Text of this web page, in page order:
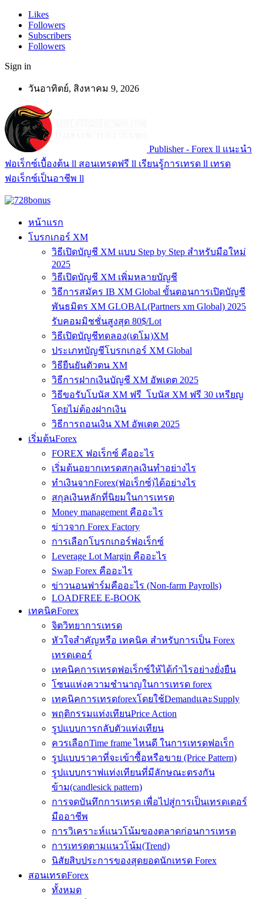
Likes
Followers
Subscribers
Followers
Sign in
วันอาทิตย์, สิงหาคม 9, 2026
Publisher - Forex ll แนะนำ
ฟอเร็กซ์เบื้องต้น ll สอนเทรดฟรี ll เรียนรู้การเทรด ll เทรด
ฟอเร็กซ์เป็นอาชีพ ll
หน้าแรก
โบรกเกอร์ XM
วิธีเปิดบัญชี XM แบบ Step by Step สำหรับมือใหม่
2025
วิธีเปิดบัญชี XM เพิ่มหลายบัญชี
วิธีการสมัคร IB XM Global ขั้นตอนการเปิดบัญชี
พันธมิตร XM GLOBAL(Partners xm Global) 2025
รับคอมมิชชั่นสูงสุด 80$/Lot
วิธีเปิดบัญชีทดลอง(เดโม)XM
ประเภทบัญชีโบรกเกอร์ XM Global
วิธียืนยันตัวตน XM
วิธีการฝากเงินบัญชี XM อัพเดต 2025
วิธีขอรับโบนัส XM ฟรี โบนัส XM ฟรี 30 เหรียญ
โดยไม่ต้องฝากเงิน
วิธีการถอนเงิน XM อัพเดต 2025
เริ่มต้นForex
FOREX ฟอเร็กซ์ คืออะไร
เริ่มต้นอยากเทรดสกุลเงินทำอย่างไร
ทำเงินจากForex(ฟอเร็กซ์)ได้อย่างไร
สกุลเงินหลักที่นิยมในการเทรด
Money management คืออะไร
ข่าวจาก Forex Factory
การเลือกโบรกเกอร์ฟอเร็กซ์
Leverage Lot Margin คืออะไร
Swap Forex คืออะไร
ข่าวนอนฟาร์มคืออะไร (Non-farm Payrolls)
LOADFREE E-BOOK
เทคนิคForex
จิตวิทยาการเทรด
หัวใจสำคัญหรือ เทคนิค สำหรับการเป็น Forex
เทรดเดอร์
เทคนิคการเทรดฟอเร็กซ์ให้ได้กำไรอย่างยั่งยืน
โซนแห่งความชำนาญในการเทรด forex
เทคนิคการเทรดforexโดยใช้DemandและSupply
พฤติกรรมแท่งเทียนPrice Action
รูปแบบการกลับตัวแท่งเทียน
ควรเลือกTime frame ไหนดี ในการเทรดฟอเร็ก
รูปแบบราคาที่จะเข้าซื้อหรือขาย (Price Pattern)
รูปแบบกราฟแท่งเทียนที่มีลักษณะตรงกัน
ข้าม(candlesick pattern)
การจดบันทึกการเทรด เพื่อไปสู่การเป็นเทรดเดอร์
มืออาชีพ
การวิเคราะห์แนวโน้มของตลาดก่อนการเทรด
การเทรดตามแนวโน้ม(Trend)
นิสัยสิบประการของสุดยอดนักเทรด Forex
สอนเทรดForex
ทั้งหมด